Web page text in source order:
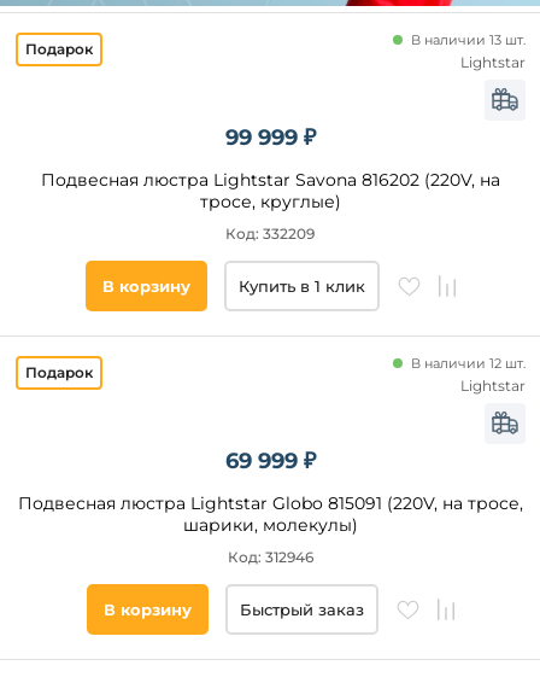
99 999 ₽
Подвесная люстра Lightstar Savona 816202 (220V, на
тросе, круглые)
В наличии 13 шт.
Код: 332209
Lightstar
В корзину Купить в 1 клик
69 999 ₽
Подвесная люстра Lightstar Globo 815091 (220V, на тросе,
шарики, молекулы)
В наличии 12 шт.
Код: 312946
Lightstar
В корзину Быстрый заказ